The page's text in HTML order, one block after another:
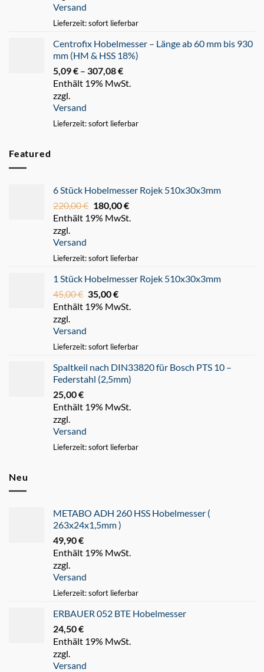
Versand
Lieferzeit: sofort lieferbar
Centrofix Hobelmesser – Länge ab 60 mm bis 930
mm (HM & HSS 18%)
5,09€ – 307,08€
5,09 €
Enthält 19% MwSt.
zzgl.
Versand
Lieferzeit: sofort lieferbar
Featured
6 Stück Hobelmesser Rojek 510x30x3mm
220,00€ Ursprünglicher
Preis
180,00€Aktueller
Preis
Enthält 19% MwSt.
zzgl.
Versand
Lieferzeit: sofort lieferbar
1 Stück Hobelmesser Rojek 510x30x3mm
45,00€ Ursprünglicher
Preis
35,00€Aktueller
Preis
Enthält 19% MwSt.
zzgl.
Versand
Lieferzeit: sofort lieferbar
Spaltkeil nach DIN33820 für Bosch PTS 10 –
Federstahl (2,5mm)
25,00€
Enthält 19% MwSt.
zzgl.
Versand
Lieferzeit: sofort lieferbar
Neu
METABO ADH 260 HSS Hobelmesser (
263x24x1,5mm )
49,90€
Enthält 19% MwSt.
zzgl.
Versand
Lieferzeit: sofort lieferbar
ERBAUER 052 BTE Hobelmesser
24,50€
Enthält 19% MwSt.
zzgl.
Versand